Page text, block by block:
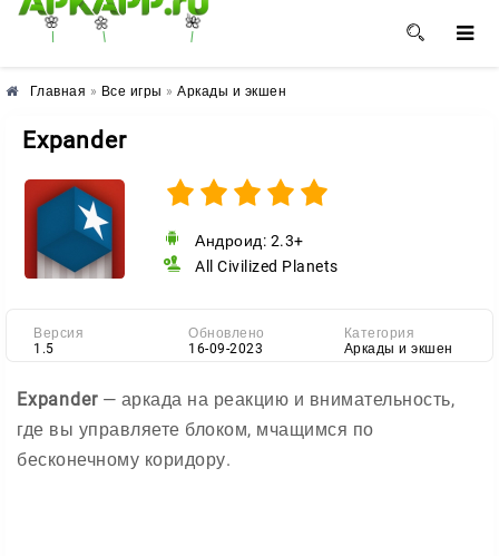
🌸 🌼 🌺
Главная » Все игры » Аркады и экшен
Expander
Андроид: 2.3+
All Civilized Planets
Версия
1.5
Обновлено
16-09-2023
Категория
Аркады и экшен
Expander— аркада на реакцию и внимательность,
где вы управляете блоком, мчащимся по
бесконечному коридору.